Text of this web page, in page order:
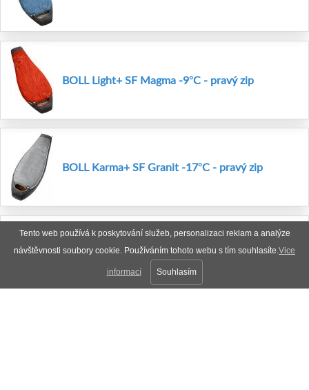
Tento web používá k poskytování služeb, personalizaci reklam a analýze
návštěvnosti soubory cookie. Používáním tohoto webu s tím souhlasíte.Vice
informací Souhlasím
BOLL Light+ SF Magma -9°C - pravý zip
BOLL Karma+ SF Granit -17°C - pravý zip
TRIMM Summer -6°C - kiwi green - 185 cm -